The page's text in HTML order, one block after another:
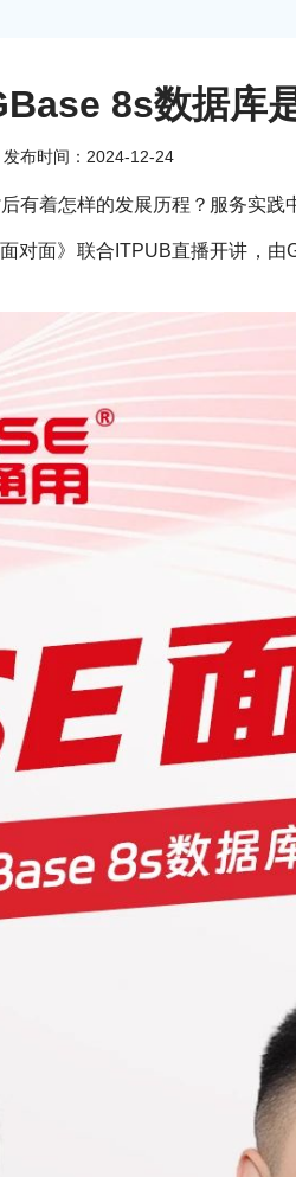
8s数据库
发布时间：2024-12-24
着怎样的发展历程？服务实
对面》联合ITPUB直播开讲，